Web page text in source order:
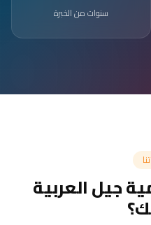
سنوات من الخبرة
جيل العربية